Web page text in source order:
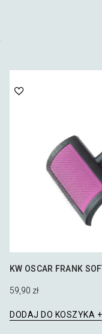
KW OSCAR FRANK
59,90 zł
DODAJ DO KOSZYKA